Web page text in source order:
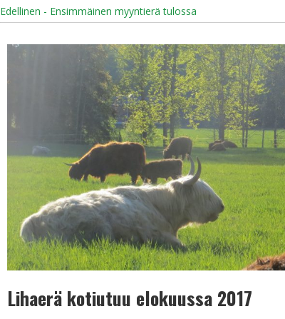
Edellinen - Ensimmäinen myyntierä tulossa
Lihaerä kotiutuu elokuussa 2017